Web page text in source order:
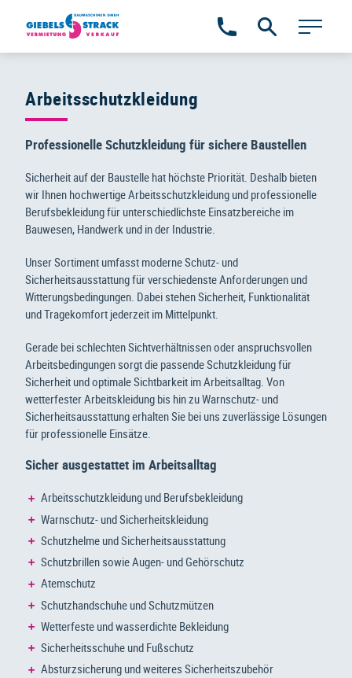
Arbeitsschutzkleidung
Professionelle Schutzkleidung für sichere Baustellen
Sicherheit auf der Baustelle hat höchste Priorität. Deshalb bieten
wir Ihnen hochwertige Arbeitsschutzkleidung und professionelle
Berufsbekleidung für unterschiedlichste Einsatzbereiche im
Bauwesen, Handwerk und in der Industrie.
Unser Sortiment umfasst moderne Schutz- und
Sicherheitsausstattung für verschiedenste Anforderungen und
Witterungsbedingungen. Dabei stehen Sicherheit, Funktionalität
und Tragekomfort jederzeit im Mittelpunkt.
Gerade bei schlechten Sichtverhältnissen oder anspruchsvollen
Arbeitsbedingungen sorgt die passende Schutzkleidung für
Sicherheit und optimale Sichtbarkeit im Arbeitsalltag. Von
wetterfester Arbeitskleidung bis hin zu Warnschutz- und
Sicherheitsausstattung erhalten Sie bei uns zuverlässige Lösungen
für professionelle Einsätze.
Sicher ausgestattet im Arbeitsalltag
Arbeitsschutzkleidung und Berufsbekleidung
Warnschutz- und Sicherheitskleidung
Schutzhelme und Sicherheitsausstattung
Schutzbrillen sowie Augen- und Gehörschutz
Atemschutz
Schutzhandschuhe und Schutzmützen
Wetterfeste und wasserdichte Bekleidung
Sicherheitsschuhe und Fußschutz
Absturzsicherung und weiteres Sicherheitszubehör